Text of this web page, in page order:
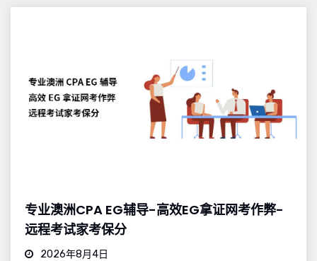
专业澳洲CPA EG辅导-高效EG拿证网考作弊-
远程考试家考保分
2026年8月4日